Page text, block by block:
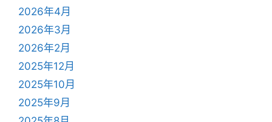
2026年4月
2026年3月
2026年2月
2025年12月
2025年10月
2025年9月